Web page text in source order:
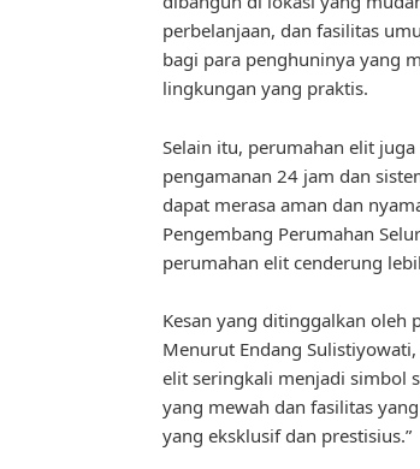
perbelanjaan, dan fasilitas
bagi para penghuninya yang
lingkungan yang praktis.
Selain itu, perumahan elit
pengamanan 24 jam dan
dapat merasa aman dan
Pengembang Perumahan
perumahan elit cenderung
Kesan yang ditinggalkan oleh
Menurut Endang
elit seringkali menjadi simbol
yang mewah dan fasilitas
yang eksklusif dan prestisius.”